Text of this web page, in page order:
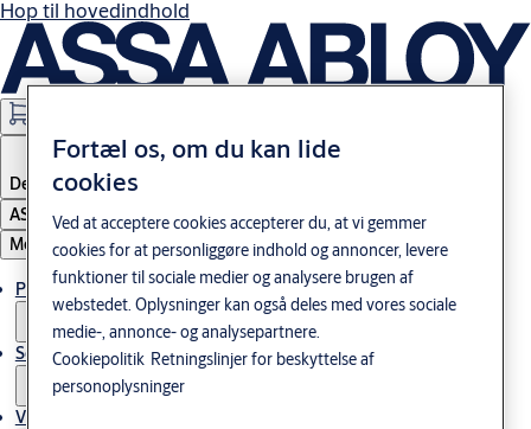
Hop til hovedindhold
Denmark
ASSA ABLOY Group
Menu
Produkter og løsninger
Service
Viden og cases
Fortæl os, om du kan lide
cookies
Ved at acceptere cookies accepterer du, at vi gemmer
cookies for at personliggøre indhold og annoncer, levere
funktioner til sociale medier og analysere brugen af
webstedet. Oplysninger kan også deles med vores sociale
medie-, annonce- og analysepartnere.
Cookiepolitik Retningslinjer for beskyttelse af
personoplysninger